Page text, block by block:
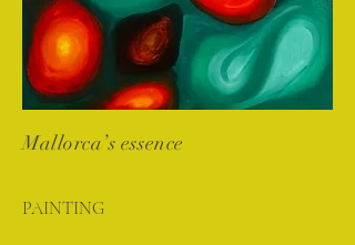
Mallorca’s essence
PAINTING